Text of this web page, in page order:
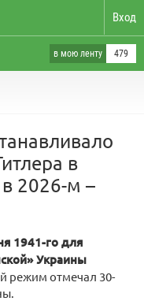
Вход
в мою ленту 479
в
2026-м –
1941-го для
Украины
режим отмечал 30-